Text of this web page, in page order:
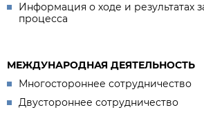
Информация о ходе и результатах
процесса
МЕЖДУНАРОДНАЯ ДЕЯТЕЛЬНОСТЬ
Многостороннее сотрудничество
Двустороннее сотрудничество